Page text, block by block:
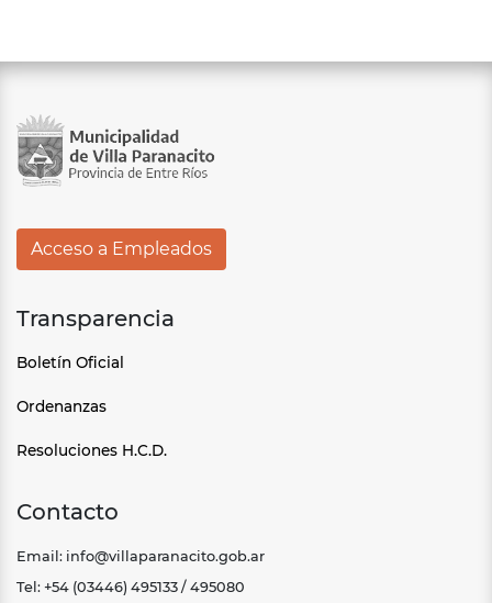
Acceso a Empleados
Transparencia
Boletín Oficial
Ordenanzas
Resoluciones H.C.D.
Contacto
Email: info@villaparanacito.gob.ar
Tel: +54 (03446) 495133 / 495080